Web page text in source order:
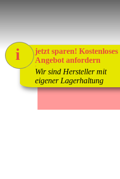
jetzt sparen! Kostenloses
Angebot anfordern
1
Wir sind Hersteller mit
eigener Lagerhaltung
i